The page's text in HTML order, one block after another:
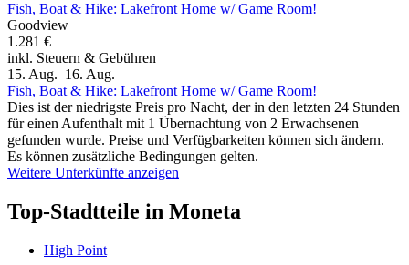
Fish, Boat & Hike: Lakefront Home w/ Game Room!
Goodview
1.281 €
inkl. Steuern & Gebühren
15. Aug.–16. Aug.
Fish, Boat & Hike: Lakefront Home w/ Game Room!
Dies ist der niedrigste Preis pro Nacht, der in den letzten 24 Stunden
für einen Aufenthalt mit 1 Übernachtung von 2 Erwachsenen
gefunden wurde. Preise und Verfügbarkeiten können sich ändern.
Es können zusätzliche Bedingungen gelten.
Weitere Unterkünfte anzeigen
Top-Stadtteile in Moneta
High Point